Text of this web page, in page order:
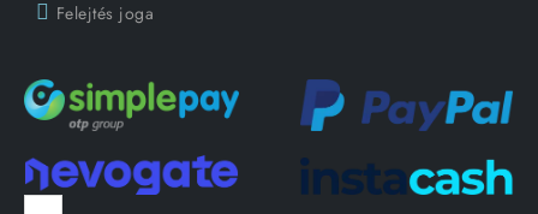
Felejtés joga